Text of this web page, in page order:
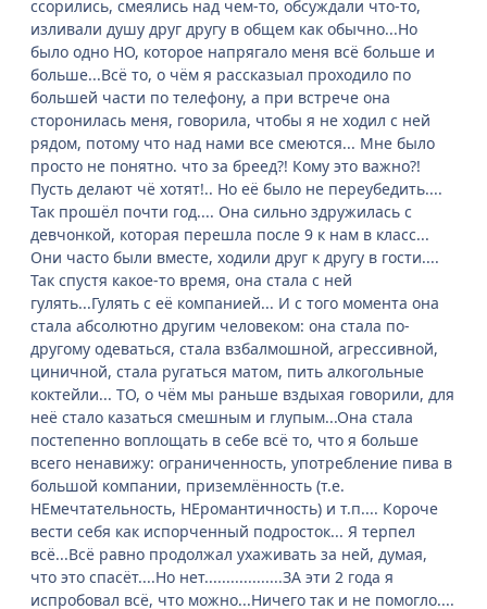
ссорились, смеялись над чем-то, обсуждали что-то,
изливали душу друг другу в общем как обычно...Но
было одно НО, которое напрягало меня всё больше и
больше...Всё то, о чём я рассказыал проходило по
большей части по телефону, а при встрече она
сторонилась меня, говорила, чтобы я не ходил с ней
рядом, потому что над нами все смеются... Мне было
просто не понятно. что за бреед?! Кому это важно?!
Пусть делают чё хотят!.. Но её было не переубедить....
Так прошёл почти год.... Она сильно здружилась с
девчонкой, которая перешла после 9 к нам в класс...
Они часто были вместе, ходили друг к другу в гости....
Так спустя какое-то время, она стала с ней
гулять...Гулять с её компанией... И с того момента она
стала абсолютно другим человеком: она стала по-
другому одеваться, стала взбалмошной, агрессивной,
циничной, стала ругаться матом, пить алкогольные
коктейли... ТО, о чём мы раньше вздыхая говорили, для
неё стало казаться смешным и глупым...Она стала
постепенно воплощать в себе всё то, что я больше
всего ненавижу: ограниченность, употребление пива в
большой компании, приземлённость (т.е.
НЕмечтательность, НЕромантичность) и т.п.... Короче
вести себя как испорченный подросток... Я терпел
всё...Всё равно продолжал ухаживать за ней, думая,
что это спасёт....Но нет..................ЗА эти 2 года я
испробовал всё, что можно...Ничего так и не помогло....